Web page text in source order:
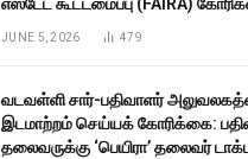
எஸ்டேட் கூட்டமைப்பு (FAIRA)
JUNE 5, 2026 479
வடவள்ளி சார்-பதிவாளர்
இடமாற்றம் செய்யக் கோரிக்கை:
தலைவருக்கு ‘பெயிரா’ தலைவர்